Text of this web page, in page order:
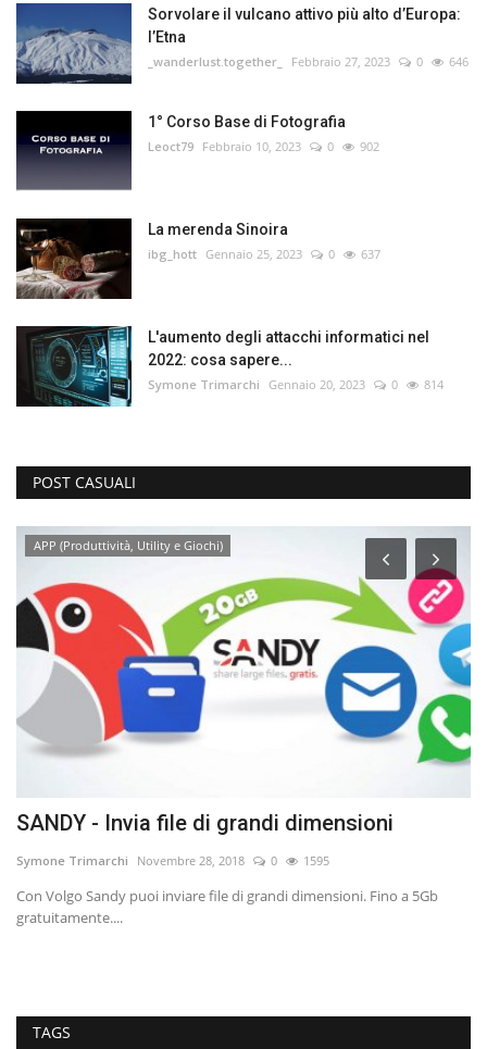
Sorvolare il vulcano attivo più alto d’Europa:
l’Etna
_wanderlust.together_ Febbraio 27, 2023 0 646
1° Corso Base di Fotografia
Leoct79 Febbraio 10, 2023 0 902
La merenda Sinoira
ibg_hott Gennaio 25, 2023 0 637
L'aumento degli attacchi informatici nel
2022: cosa sapere...
Symone Trimarchi Gennaio 20, 2023 0 814
POST CASUALI
APP (Produttività, Utility e Giochi)
SANDY - Invia file di grandi dimensioni
Symone Trimarchi Novembre 28, 2018 0 1595
Con Volgo Sandy puoi inviare file di grandi dimensioni. Fino a 5Gb
gratuitamente....
TAGS